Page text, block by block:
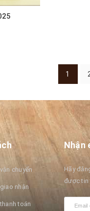
1
chuyển
nhận
toán
Nhận
Hãy
được tin